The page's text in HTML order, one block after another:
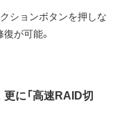
ションボタンを押しな
が可能。
に「高速RAID切